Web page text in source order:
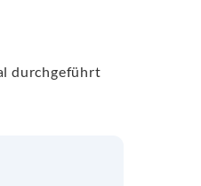
durchgeführt